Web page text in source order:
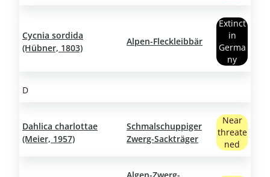
Cycnia sordida
(Hübner, 1803)
Alpen-Fleckleibbär
Extinct
in
Germa
ny
D
Dahlica charlottae
(Meier, 1957)
Schmalschuppiger
Zwerg-Sackträger
Near
threate
ned